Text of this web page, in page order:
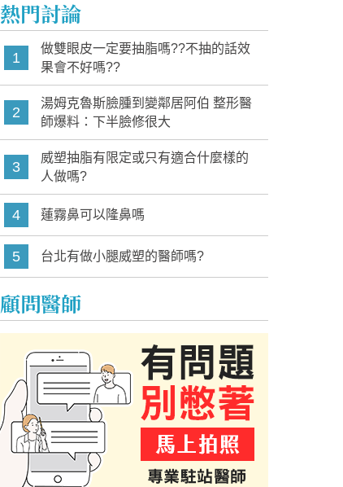
熱門討論
1
做雙眼皮一定要抽脂嗎??不抽的話效
果會不好嗎??
2
湯姆克魯斯臉腫到變鄰居阿伯 整形醫
師爆料：下半臉修很大
3
威塑抽脂有限定或只有適合什麼樣的
人做嗎?
4 蓮霧鼻可以隆鼻嗎
5 台北有做小腿威塑的醫師嗎?
顧問醫師